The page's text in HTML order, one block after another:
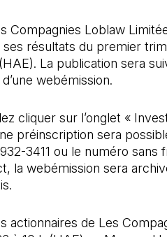
Compagnies Loblaw
ses résultats du premier
La publication sera
webémission.
cliquer sur l’onglet «
préinscription sera
3411 ou le numéro sans
la webémission sera
actionnaires de Les